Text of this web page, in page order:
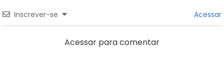
Inscrever-se Acessar
Acessar para comentar